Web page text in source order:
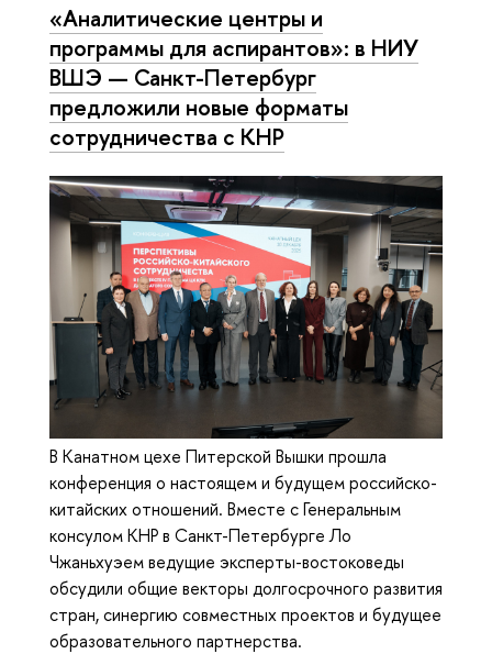
«Аналитические центры и
программы для аспирантов»: в НИУ
ВШЭ — Санкт-Петербург
предложили новые форматы
сотрудничества с КНР
В Канатном цехе Питерской Вышки прошла
конференция о настоящем и будущем российско-
китайских отношений. Вместе с Генеральным
консулом КНР в Санкт-Петербурге Ло
Чжаньхуэем ведущие эксперты-востоковеды
обсудили общие векторы долгосрочного развития
стран, синергию совместных проектов и будущее
образовательного партнерства.